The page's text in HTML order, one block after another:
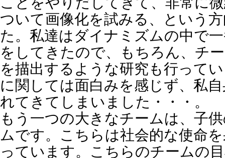
ついて画像化を試みる、という
た。私達はダイナミズムの中で
をしてきたので、もちろん、チ
を描出するような研究も行って
に関しては面白みを感じず、私
れてきてしまいました・・・。
もう一つの大きなチームは、子
ムです。こちらは社会的な使命
っています。こちらのチームの